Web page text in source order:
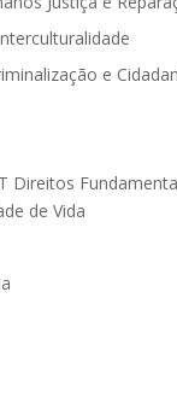
e
Direitos
de Vida